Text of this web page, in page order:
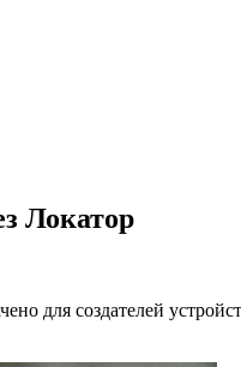
Локатор
для создателей